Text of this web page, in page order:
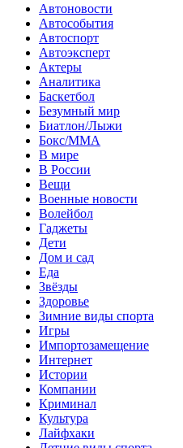
Автоновости
Автособытия
Автоспорт
Автоэксперт
Актеры
Аналитика
Баскетбол
Безумный мир
Биатлон/Лыжи
Бокс/MMA
В мире
В России
Вещи
Военные новости
Волейбол
Гаджеты
Дети
Дом и сад
Еда
Звёзды
Здоровье
Зимние виды спорта
Игры
Импортозамещение
Интернет
Истории
Компании
Криминал
Культура
Лайфхаки